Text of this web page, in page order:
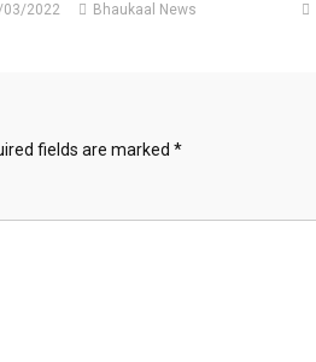
03/2022 Bhaukaal News
fields are marked *